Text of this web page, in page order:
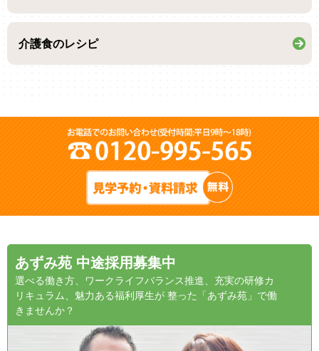
介護食のレシピ
あずみ苑 中途採用募集中
選べる働き方、ワークライフバランス推進、充実の研修カ
リキュラム、魅力ある福利厚生が 整った「あずみ苑」で働
きませんか？